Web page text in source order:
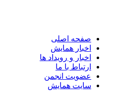
صفحه اصلی
اخبار همایش
اخبار و رویداد ها
ارتباط با ما
عضویت انجمن
سایت همایش